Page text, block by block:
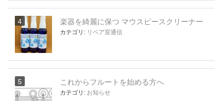
楽器を綺麗に保つ マウスピースクリーナー
カテゴリ: リペア室通信
これからフルートを始める方へ
カテゴリ: お知らせ